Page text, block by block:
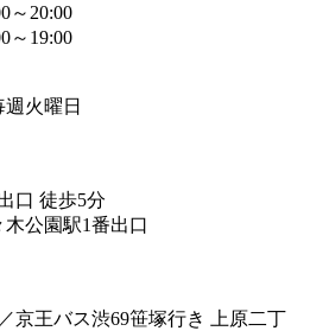
19:00
火曜日
口 徒歩5分
公園駅1番出口
京王バス渋69笹塚行き 上原二丁